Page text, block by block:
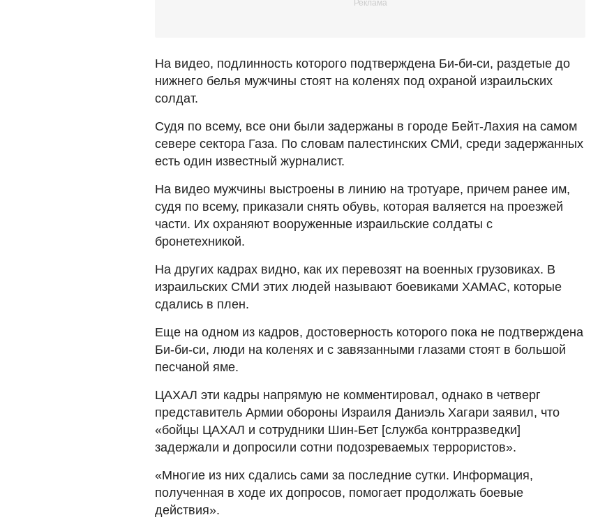
На видео, подлинность которого подтверждена Би-би-си, раздетые до
нижнего белья мужчины стоят на коленях под охраной израильских
солдат.
Судя по всему, все они были задержаны в городе Бейт-Лахия на самом
севере сектора Газа. По словам палестинских СМИ, среди задержанных
есть один известный журналист.
На видео мужчины выстроены в линию на тротуаре, причем ранее им,
судя по всему, приказали снять обувь, которая валяется на проезжей
части. Их охраняют вооруженные израильские солдаты с
бронетехникой.
На других кадрах видно, как их перевозят на военных грузовиках. В
израильских СМИ этих людей называют боевиками ХАМАС, которые
сдались в плен.
Еще на одном из кадров, достоверность которого пока не подтверждена
Би-би-си, люди на коленях и с завязанными глазами стоят в большой
песчаной яме.
ЦАХАЛ эти кадры напрямую не комментировал, однако в четверг
представитель Армии обороны Израиля Даниэль Хагари заявил, что
«бойцы ЦАХАЛ и сотрудники Шин-Бет [служба контрразведки]
задержали и допросили сотни подозреваемых террористов».
«Многие из них сдались сами за последние сутки. Информация,
полученная в ходе их допросов, помогает продолжать боевые
действия».